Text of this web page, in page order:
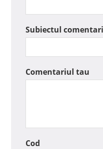
Subiectul
Comentariul tau
Cod